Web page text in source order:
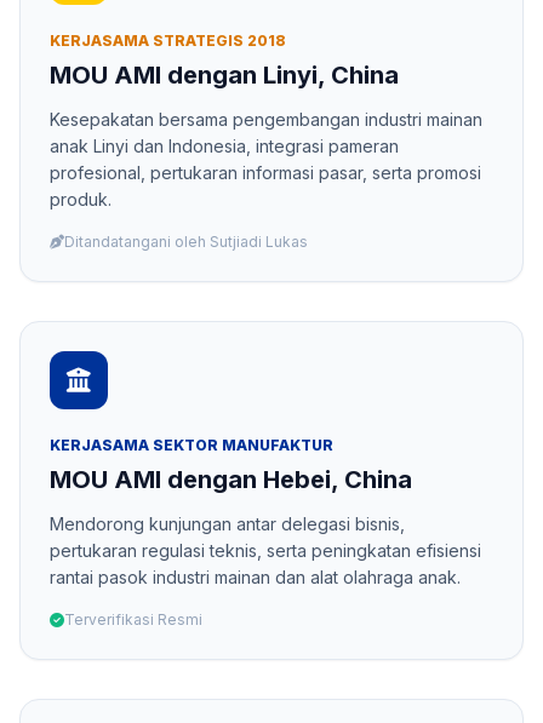
KERJASAMA STRATEGIS 2018
MOU AMI dengan Linyi, China
Kesepakatan bersama pengembangan industri mainan
anak Linyi dan Indonesia, integrasi pameran
profesional, pertukaran informasi pasar, serta promosi
produk.
Ditandatangani oleh Sutjiadi Lukas
KERJASAMA SEKTOR MANUFAKTUR
MOU AMI dengan Hebei, China
Mendorong kunjungan antar delegasi bisnis,
pertukaran regulasi teknis, serta peningkatan efisiensi
rantai pasok industri mainan dan alat olahraga anak.
Terverifikasi Resmi